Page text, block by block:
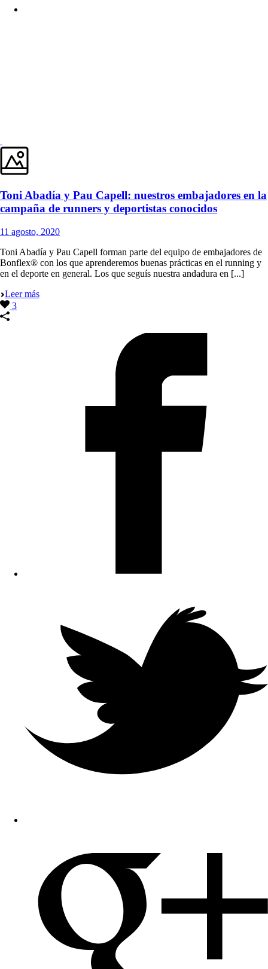
Toni Abadía y Pau Capell: nuestros embajadores en la
campaña de runners y deportistas conocidos
11 agosto, 2020
Toni Abadía y Pau Capell forman parte del equipo de embajadores de
Bonflex® con los que aprenderemos buenas prácticas en el running y
en el deporte en general. Los que seguís nuestra andadura en [...]
Leer más
3